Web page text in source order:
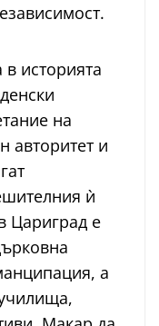
историята
на
авторитет и
ѝ
Цариград е
а